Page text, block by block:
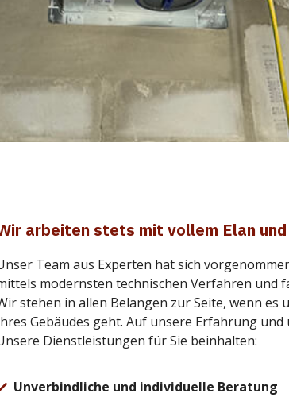
arbeiten stets mit vollem Elan
Team aus Experten hat sich
modernsten technischen Verfahren und
stehen in allen Belangen zur Seite, wenn
Gebäudes geht. Auf unsere Erfahrung und
Dienstleistungen für Sie beinhalten:
Unverbindliche und individuelle Beratung